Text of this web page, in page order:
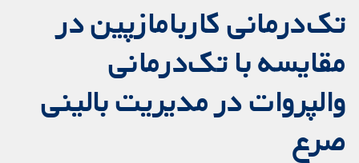
تک‌درمانی کاربامازپین در
مقایسه با تک‌درمانی
والپروات در مدیریت بالینی
صرع